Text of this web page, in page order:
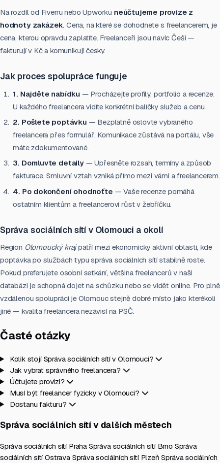
Na rozdíl od Fiverru nebo Upworku neúčtujeme provize z
hodnoty zakázek. Cena, na které se dohodnete s freelancerem, je
cena, kterou opravdu zaplatíte. Freelanceři jsou navíc Češi —
fakturují v Kč a komunikují česky.
Jak proces spolupráce funguje
1. Najděte nabídku — Procházejte profily, portfolio a recenze.
U každého freelancera vidíte konkrétní balíčky služeb a cenu.
2. Pošlete poptávku — Bezplatně oslovte vybraného
freelancera přes formulář. Komunikace zůstává na portálu, vše
máte zdokumentované.
3. Domluvte detaily— Upřesněte rozsah, termíny a způsob
fakturace. Smluvní vztah vzniká přímo mezi vámi a freelancerem.
4. Po dokončení ohodnoťte — Vaše recenze pomáhá
ostatním klientům a freelancerovi růst v žebříčku.
Správa sociálních sítí v Olomouci a okolí
Region Olomoucký krajpatří mezi ekonomicky aktivní oblasti, kde
poptávka po službách typu správa sociálních sítí stabilně roste.
Pokud preferujete osobní setkání, většina freelancerů v naší
databázi je schopná dojet na schůzku nebo se vidět online. Pro plně
vzdálenou spolupráci je Olomouc stejně dobré místo jako kterékoli
jiné — kvalita freelancera nezávisí na PSČ.
Časté otázky
Kolik stojí Správa sociálních sítí v Olomouci?
Jak vybrat správného freelancera?
Účtujete provizi?
Musí být freelancer fyzicky v Olomouci?
Dostanu fakturu?
Správa sociálních sítí v dalších městech
Správa sociálních sítí Praha Správa sociálních sítí Brno Správa
sociálních sítí Ostrava Správa sociálních sítí PlzeňSpráva sociálních